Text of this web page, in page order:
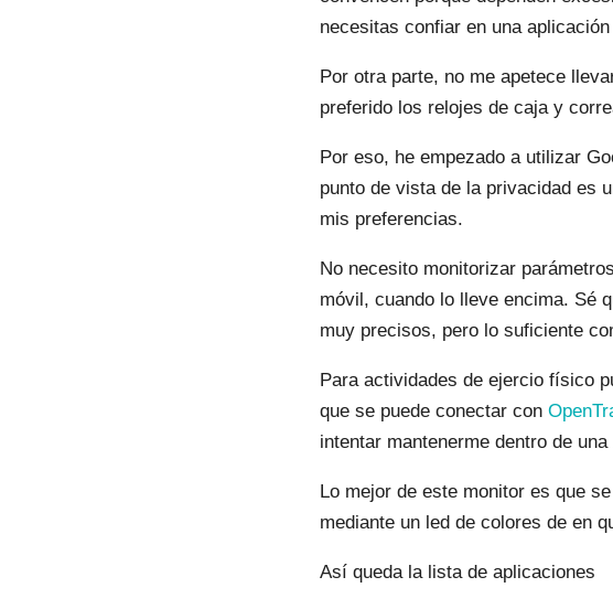
necesitas confiar en una
Por otra parte, no me apetece
preferido los relojes de caja y
Por eso, he empezado a utilizar
punto de vista de la privacidad es
mis preferencias.
No necesito monitorizar
móvil, cuando lo lleve encima. Sé
muy precisos, pero lo suficiente
Para actividades de ejercio físico
que se puede conectar con
intentar mantenerme dentro de
Lo mejor de este monitor es que
mediante un led de colores de en
Así queda la lista de aplicaciones